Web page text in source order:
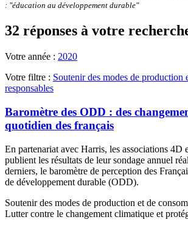
: "éducation au développement durable"
32 réponses à votre
Votre année : 2020
Votre filtre : Soutenir des modes de production
responsables
Baromètre des ODD : des
quotidien des français
En partenariat avec Harris, les associations 4D
publient les résultats de leur sondage annuel
derniers, le baromètre de perception des
de développement durable (ODD).
Soutenir des modes de production et de
Lutter contre le changement climatique et